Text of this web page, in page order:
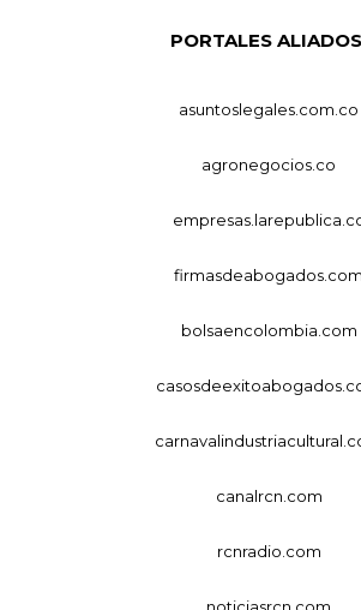
PORTALES
asuntoslegales.com.co
agronegocios.co
firmasdeabogados.com
bolsaencolombia.com
canalrcn.com
rcnradio.com
noticiasrcn.com